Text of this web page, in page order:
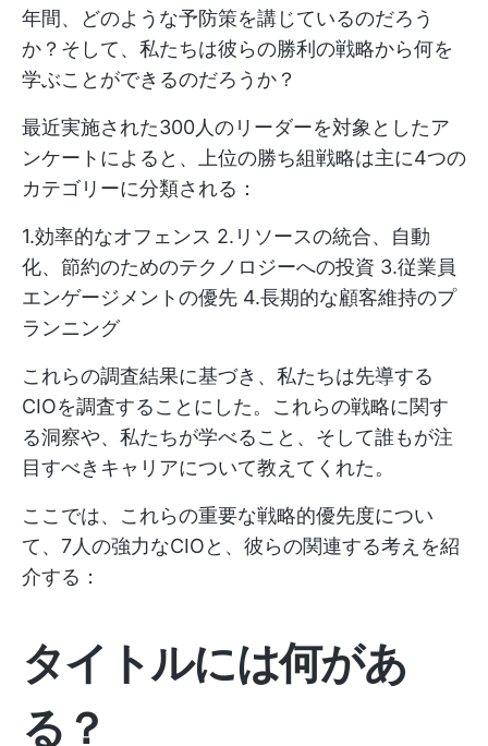
年間、どのような予防策を講じているのだろう
か？そして、私たちは彼らの勝利の戦略から何を
学ぶことができるのだろうか？
最近実施された300人のリーダーを対象としたア
ンケートによると、上位の勝ち組戦略は主に4つの
カテゴリーに分類される：
1.効率的なオフェンス 2.リソースの統合、自動
化、節約のためのテクノロジーへの投資 3.従業員
エンゲージメントの優先 4.長期的な顧客維持のプ
ランニング
これらの調査結果に基づき、私たちは先導する
CIOを調査することにした。これらの戦略に関す
る洞察や、私たちが学べること、そして誰もが注
目すべきキャリアについて教えてくれた。
ここでは、これらの重要な戦略的優先度につい
て、7人の強力なCIOと、彼らの関連する考えを紹
介する：
タイトルには何があ
る？